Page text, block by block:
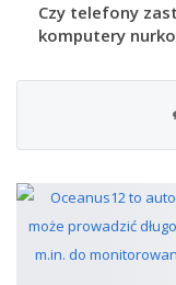
Czy telefony
komputery